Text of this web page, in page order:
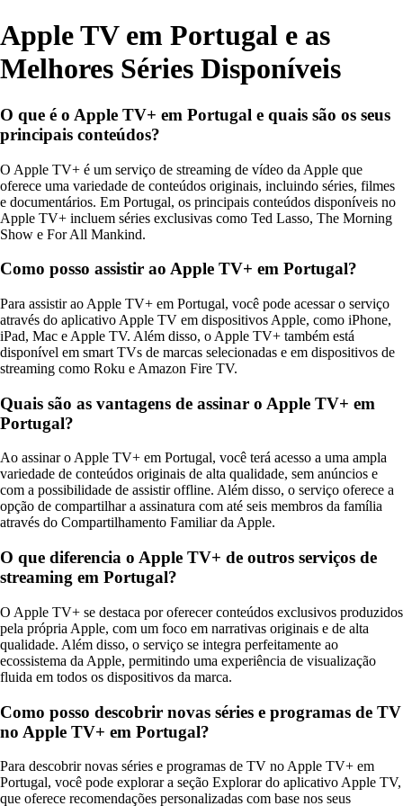
Apple TV em Portugal e as
Melhores Séries Disponíveis
O que é o Apple TV+ em Portugal e quais são os seus
principais conteúdos?
O Apple TV+ é um serviço de streaming de vídeo da Apple que
oferece uma variedade de conteúdos originais, incluindo séries, filmes
e documentários. Em Portugal, os principais conteúdos disponíveis no
Apple TV+ incluem séries exclusivas como Ted Lasso, The Morning
Show e For All Mankind.
Como posso assistir ao Apple TV+ em Portugal?
Para assistir ao Apple TV+ em Portugal, você pode acessar o serviço
através do aplicativo Apple TV em dispositivos Apple, como iPhone,
iPad, Mac e Apple TV. Além disso, o Apple TV+ também está
disponível em smart TVs de marcas selecionadas e em dispositivos de
streaming como Roku e Amazon Fire TV.
Quais são as vantagens de assinar o Apple TV+ em
Portugal?
Ao assinar o Apple TV+ em Portugal, você terá acesso a uma ampla
variedade de conteúdos originais de alta qualidade, sem anúncios e
com a possibilidade de assistir offline. Além disso, o serviço oferece a
opção de compartilhar a assinatura com até seis membros da família
através do Compartilhamento Familiar da Apple.
O que diferencia o Apple TV+ de outros serviços de
streaming em Portugal?
O Apple TV+ se destaca por oferecer conteúdos exclusivos produzidos
pela própria Apple, com um foco em narrativas originais e de alta
qualidade. Além disso, o serviço se integra perfeitamente ao
ecossistema da Apple, permitindo uma experiência de visualização
fluida em todos os dispositivos da marca.
Como posso descobrir novas séries e programas de TV
no Apple TV+ em Portugal?
Para descobrir novas séries e programas de TV no Apple TV+ em
Portugal, você pode explorar a seção Explorar do aplicativo Apple TV,
que oferece recomendações personalizadas com base nos seus